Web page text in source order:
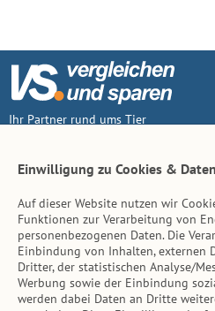
Ihr Partner rund ums Tier
Inhalt
Tierarzt-Suche
Hinweise
Einwilligung zu Cookies & Daten
Auf dieser Website nutzen wir
Funktionen zur Verarbeitung von
personenbezogenen Daten. Die
Einbindung von Inhalten, externen
Dritter, der statistischen Analyse/
Werbung sowie der Einbindung
werden dabei Daten an Dritte